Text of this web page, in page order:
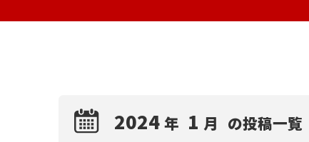
2024 年 1 月 の投稿一覧